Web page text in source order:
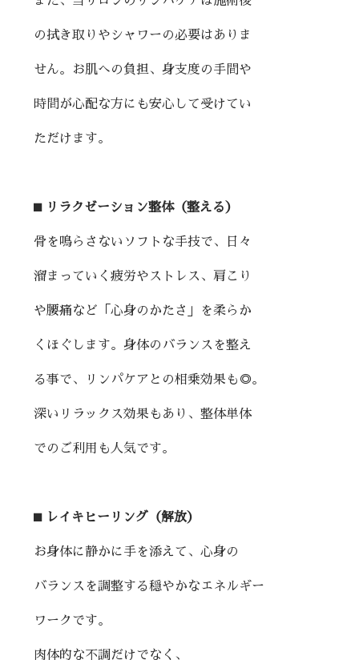
の拭き取りやシャワーの必要はありま
せん。お肌への負担、身支度の手間や
時間が心配な方にも安心して受けてい
ただけます。
⬛︎ リラクゼーション整体（整える）
骨を鳴らさないソフトな手技で、日々
溜まっていく疲労やストレス、肩こり
や腰痛など「心身のかたさ」を柔らか
くほぐします。身体のバランスを整え
る事で、リンパケアとの相乗効果も◎。
深いリラックス効果もあり、整体単体
でのご利用も人気です。
⬛︎ レイキヒーリング（解放）
お身体に静かに手を添えて、心身の
バランスを調整する穏やかなエネルギー
ワークです。
肉体的な不調だけでなく、